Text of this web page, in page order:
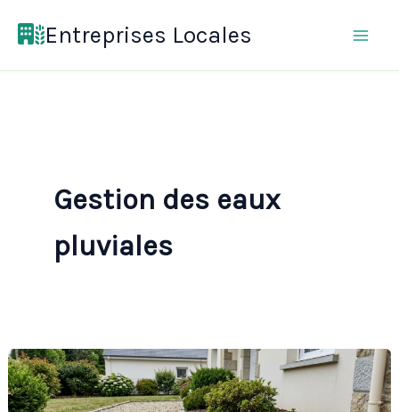
Entreprises Locales
Gestion des eaux
pluviales